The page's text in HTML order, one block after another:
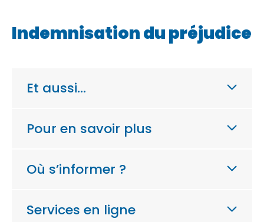
Indemnisation du préjudice
Et aussi…
Pour en savoir plus
Où s’informer ?
Services en ligne